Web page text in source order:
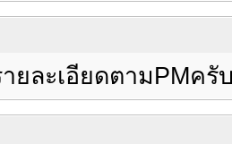
ยละเอียดตามPMครั